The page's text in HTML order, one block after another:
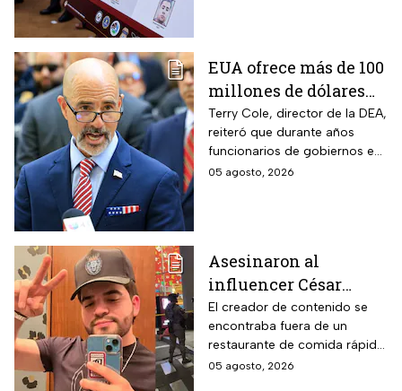
EUA ofrece más de 100
millones de dólares
por líderes del CJNG;
aumenta recompensa
por hijastro de “El
Mencho”
Terry Cole, director de la DEA,
reiteró que durante años
funcionarios de gobiernos en
México apoyaron a los
05 agosto, 2026
Asesinaron al
influencer César
Gastélum mientras
transmitía en vivo en
Culiacán, Sinaloa
El creador de contenido se
encontraba fuera de un
restaurante de comida rápida
cuando recibió el disparo;
05 agosto, 2026